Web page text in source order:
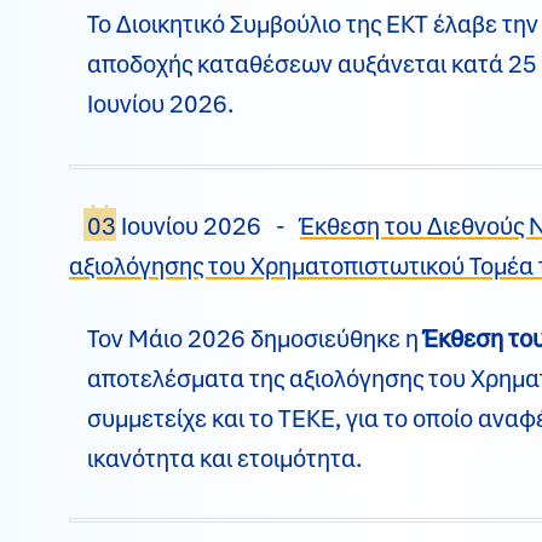
Το Διοικητικό Συμβούλιο της ΕΚΤ έλαβε
αποδοχής καταθέσεων αυξάνεται κατά
Ιουνίου 2026.
03 Ιουνίου 2026 -Έκθεση του Διεθνούς
αξιολόγησης του Χρηματοπιστωτικού Τομέα
Τον Μάιο 2026 δημοσιεύθηκε ηΈκθεση
αποτελέσματα της αξιολόγησης του
συμμετείχε και το ΤΕΚΕ, για το οποίο
ικανότητα και ετοιμότητα.